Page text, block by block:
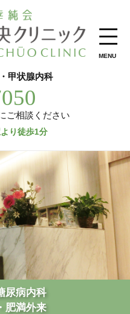
MENU
甲状腺内科
ご相談ください
より徒歩1分
尿病内科
肥満外来